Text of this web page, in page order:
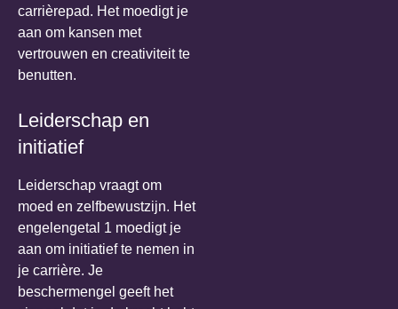
carrièrepad. Het moedigt je
aan om kansen met
vertrouwen en creativiteit te
benutten.
Leiderschap en
initiatief
Leiderschap vraagt om
moed en zelfbewustzijn. Het
engelengetal 1 moedigt je
aan om initiatief te nemen in
je carrière. Je
beschermengel geeft het